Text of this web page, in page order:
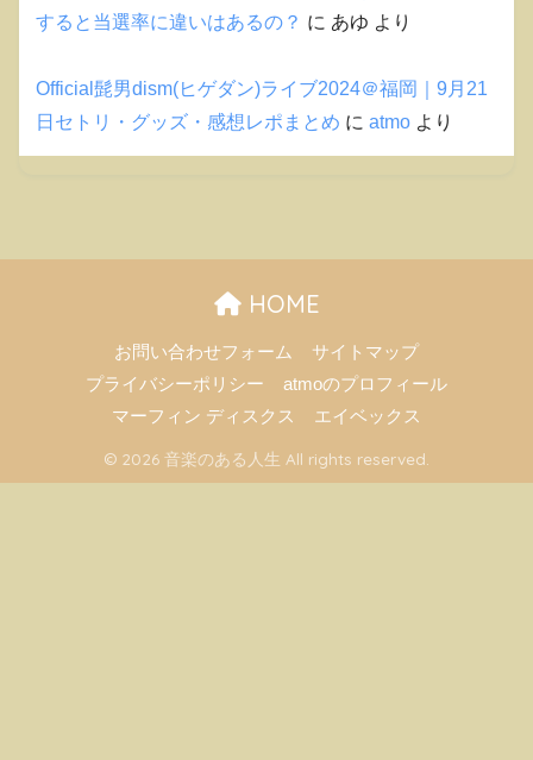
すると当選率に違いはあるの？ に あゆ より
Official髭男dism(ヒゲダン)ライブ2024＠福岡｜9月21
日セトリ・グッズ・感想レポまとめ に atmo より
HOME
お問い合わせフォーム
サイトマップ
プライバシーポリシー
atmoのプロフィール
マーフィン ディスクス
エイベックス
© 2026 音楽のある人生 All rights reserved.